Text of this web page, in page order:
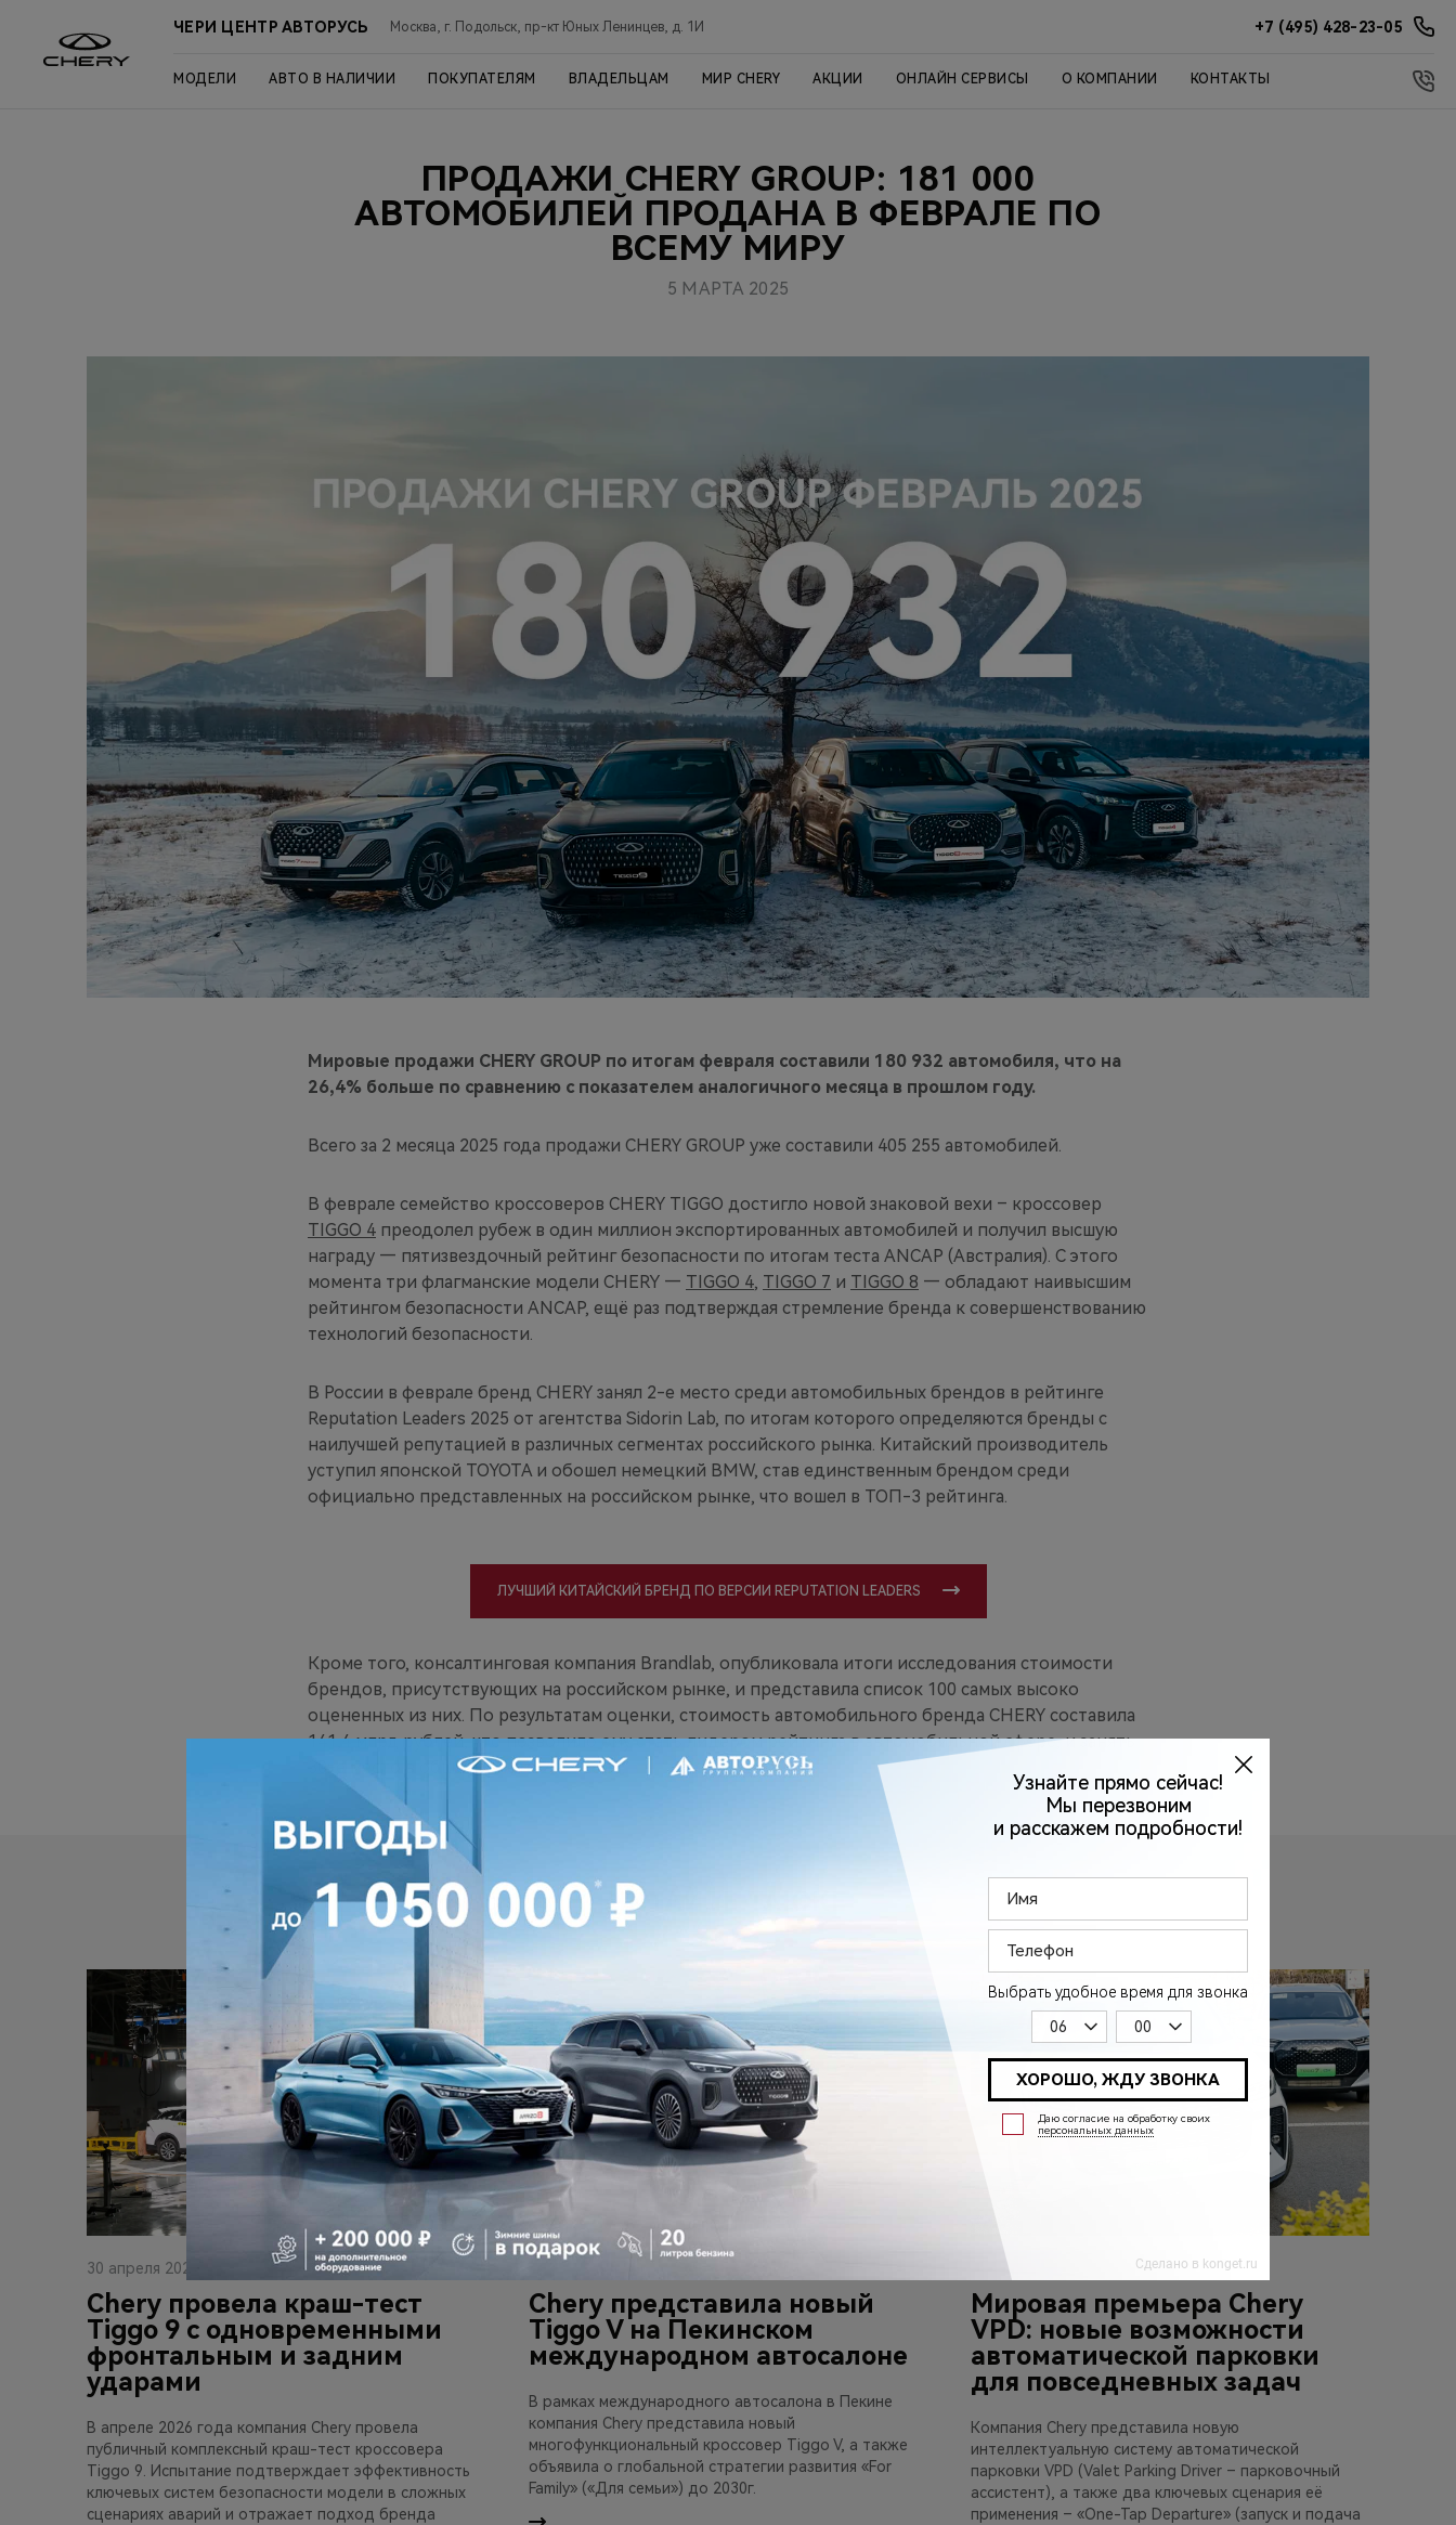
ЧЕРИ ЦЕНТР АВТОРУСЬ Москва, г. Подольск, пр-кт Юных Ленинцев, д. 1И +7 (495) 428-23-05
МОДЕЛИ АВТО В НАЛИЧИИ ПОКУПАТЕЛЯМ ВЛАДЕЛЬЦАМ МИР CHERY АКЦИИ ОНЛАЙН СЕРВИСЫ О КОМПАНИИ КОНТАКТЫ
ПРОДАЖИ CHERY GROUP: 181 000
АВТОМОБИЛЕЙ ПРОДАНА В ФЕВРАЛЕ ПО
ВСЕМУ МИРУ
5 МАРТА 2025
Мировые продажи CHERY GROUP по итогам февраля составили 180 932 автомобиля, что на
26,4% больше по сравнению с показателем аналогичного месяца в прошлом году.
Всего за 2 месяца 2025 года продажи CHERY GROUP уже составили 405 255 автомобилей.
В феврале семейство кроссоверов CHERY TIGGO достигло новой знаковой вехи – кроссовер
TIGGO 4 преодолел рубеж в один миллион экспортированных автомобилей и получил высшую
награду — пятизвездочный рейтинг безопасности по итогам теста ANCAP (Австралия). С этого
момента три флагманские модели CHERY — TIGGO 4, TIGGO 7 и TIGGO 8 — обладают наивысшим
рейтингом безопасности ANCAP, ещё раз подтверждая стремление бренда к совершенствованию
технологий безопасности.
В России в феврале бренд CHERY занял 2-е место среди автомобильных брендов в рейтинге
Reputation Leaders 2025 от агентства Sidorin Lab, по итогам которого определяются бренды с
наилучшей репутацией в различных сегментах российского рынка. Китайский производитель
уступил японской TOYOTA и обошел немецкий BMW, став единственным брендом среди
официально представленных на российском рынке, что вошел в ТОП-3 рейтинга.
ЛУЧШИЙ КИТАЙСКИЙ БРЕНД ПО ВЕРСИИ REPUTATION LEADERS
Кроме того, консалтинговая компания Brandlab, опубликовала итоги исследования стоимости
брендов, присутствующих на российском рынке, и представила список 100 самых высоко
оцененных из них. По результатам оценки, стоимость автомобильного бренда CHERY составила
141,4 млрд рублей, что позволило ему стать лидером рейтинга в автомобильной сфере, и занять
30-е место в общем зачете 2024 года.
ЧИТАЙТЕ ТАКЖЕ
30 апреля 2026
Chery провела краш-тест
Tiggo 9 с одновременными
фронтальным и задним
ударами
В апреле 2026 года компания Chery провела
публичный комплексный краш-тест кроссовера
Tiggo 9. Испытание подтверждает эффективность
ключевых систем безопасности модели в сложных
сценариях аварий и отражает подход бренда
Chery представила новый
Tiggo V на Пекинском
международном автосалоне
В рамках международного автосалона в Пекине
компания Chery представила новый
многофункциональный кроссовер Tiggo V, а также
объявила о глобальной стратегии развития «For
Family» («Для семьи») до 2030г.
27 апреля 2026
Мировая премьера Chery
VPD: новые возможности
автоматической парковки
для повседневных задач
Компания Chery представила новую
интеллектуальную систему автоматической
парковки VPD (Valet Parking Driver – парковочный
ассистент), а также два ключевых сценария её
применения – «One-Tap Departure» (запуск и подача